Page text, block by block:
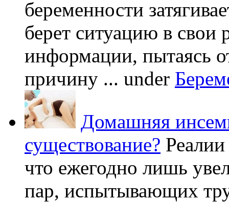
беременности
берет ситуацию в свои
информации, пытаясь
причину ... under
Домашняя
существование?
что ежегодно лишь
пар, испытывающих